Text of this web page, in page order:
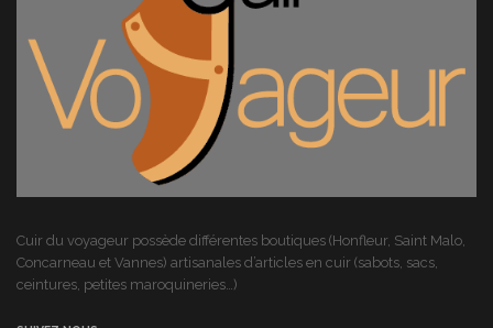
Cuir du voyageur possède différentes boutiques (Honfleur, Saint Malo,
Concarneau et Vannes) artisanales d’articles en cuir (sabots, sacs,
ceintures, petites maroquineries…)